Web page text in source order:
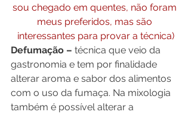
sou chegado em quentes, não foram
meus preferidos, mas são
interessantes para provar a técnica)
Defumação – técnica que veio da
gastronomia e tem por finalidade
alterar aroma e sabor dos alimentos
com o uso da fumaça. Na mixologia
também é possível alterar a